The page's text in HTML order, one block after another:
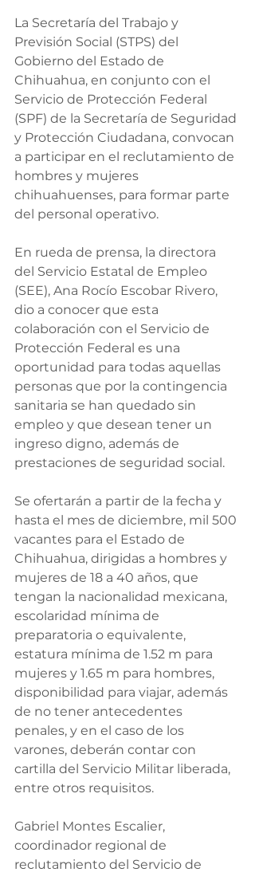
La Secretaría del Trabajo y
Previsión Social (STPS) del
Gobierno del Estado de
Chihuahua, en conjunto con el
Servicio de Protección Federal
(SPF) de la Secretaría de Seguridad
y Protección Ciudadana, convocan
a participar en el reclutamiento de
hombres y mujeres
chihuahuenses, para formar parte
del personal operativo.
En rueda de prensa, la directora
del Servicio Estatal de Empleo
(SEE), Ana Rocío Escobar Rivero,
dio a conocer que esta
colaboración con el Servicio de
Protección Federal es una
oportunidad para todas aquellas
personas que por la contingencia
sanitaria se han quedado sin
empleo y que desean tener un
ingreso digno, además de
prestaciones de seguridad social.
Se ofertarán a partir de la fecha y
hasta el mes de diciembre, mil 500
vacantes para el Estado de
Chihuahua, dirigidas a hombres y
mujeres de 18 a 40 años, que
tengan la nacionalidad mexicana,
escolaridad mínima de
preparatoria o equivalente,
estatura mínima de 1.52 m para
mujeres y 1.65 m para hombres,
disponibilidad para viajar, además
de no tener antecedentes
penales, y en el caso de los
varones, deberán contar con
cartilla del Servicio Militar liberada,
entre otros requisitos.
Gabriel Montes Escalier,
coordinador regional de
reclutamiento del Servicio de